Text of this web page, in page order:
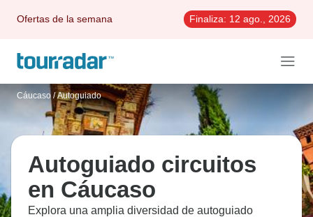
Ofertas de la semana Finaliza: 12 ago., 2026
Cáucaso / Autoguiado
Autoguiado circuitos
en Cáucaso
Explora una amplia diversidad de autoguiado